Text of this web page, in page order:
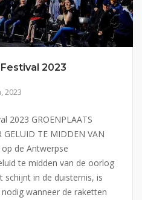
2023
,2023
2023 GROENPLAATS
GELUID TE MIDDEN VAN
de Antwerpse
te midden van de oorlog
schijnt in de duisternis, is
wanneer de raketten